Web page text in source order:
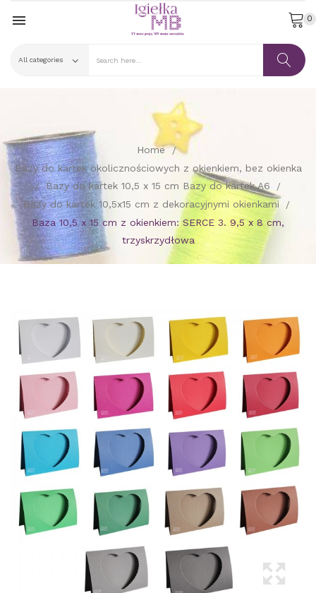
 0
Home
Bazy do kartek okolicznościowych z okienkiem, bez okienka
Bazy do kartek 10,5 x 15 cm Bazy do kartek A6
Bazy do kartek 10,5x15 cm z dekoracyjnymi okienkami
Baza 10,5 x 15 cm z okienkiem: SERCE 3. 9,5 x 8 cm,
trzyskrzydłowa